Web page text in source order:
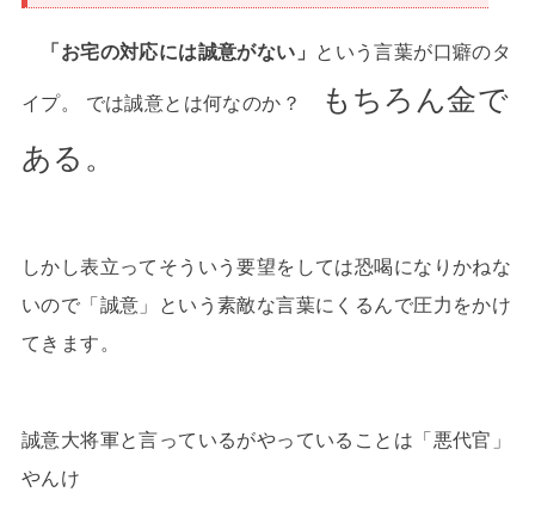
「お宅の対応には誠意がない」 という言葉が口癖のタ
イプ。 では誠意とは何なのか？
もちろん金で
ある。
しかし表立ってそういう要望をしては恐喝になりかねな
いので「誠意」という素敵な言葉にくるんで圧力をかけ
てきます。
誠意大将軍と言っているがやっていることは「悪代官」
やんけ